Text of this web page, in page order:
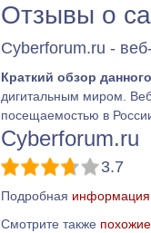
Отзывы о
Cyberforum.ru -
Краткий обзор
дигитальным миром.
посещаемостью в
Cyberforum.ru
3.7
Подробная информация
Смотрите также